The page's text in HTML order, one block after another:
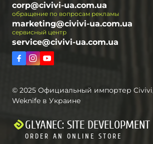
corp@civivi-ua.com.ua
обращение по вопросам рекламы
marketing@civivi-ua.com.ua
сервисный центр
service@civivi-ua.com.ua
© 2025 Официальный импортер
Weknife в Украине
GLYANEC: SITE DEVELOPMENT
ORDER AN ONLINE STORE